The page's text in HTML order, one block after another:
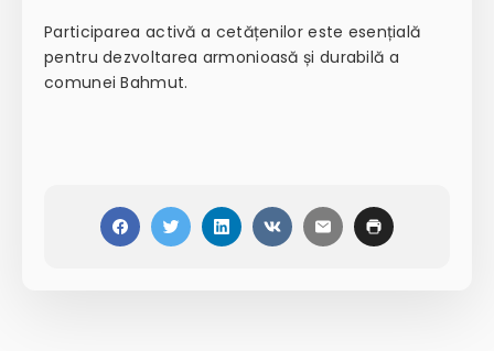
Participarea activă a cetățenilor este esențială
pentru dezvoltarea armonioasă și durabilă a
comunei Bahmut.